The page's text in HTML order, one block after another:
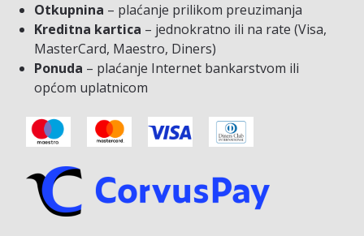
Otkupnina – plaćanje prilikom preuzimanja
Kreditna kartica – jednokratno ili na rate (Visa,
MasterCard, Maestro, Diners)
Ponuda – plaćanje Internet bankarstvom ili
općom uplatnicom